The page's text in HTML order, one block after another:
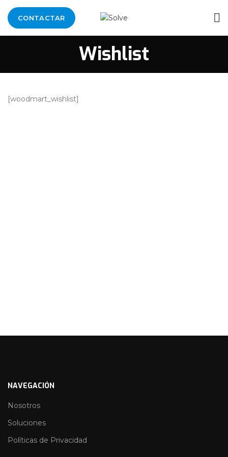
CONTACTAR
Wishlist
[woodmart_wishlist]
NAVEGACIÓN
Nosotros
Soluciones
Políticas de Privacidad